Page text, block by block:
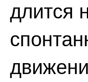
длится